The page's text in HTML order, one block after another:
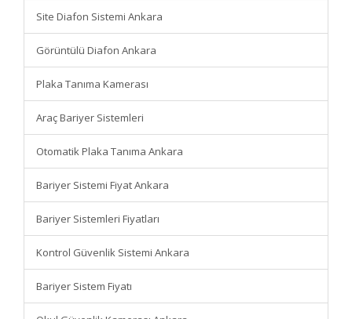
Site Diafon Sistemi Ankara
Görüntülü Diafon Ankara
Plaka Tanıma Kamerası
Araç Bariyer Sistemleri
Otomatik Plaka Tanıma Ankara
Bariyer Sistemi Fiyat Ankara
Bariyer Sistemleri Fiyatları
Kontrol Güvenlik Sistemi Ankara
Bariyer Sistem Fiyatı